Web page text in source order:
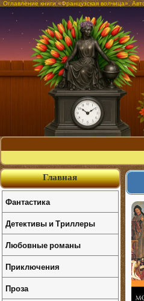
Оглавление книги «Французская волчица».
Главная
Фантастика
Детективы и Триллеры
Любовные романы
Приключения
Проза